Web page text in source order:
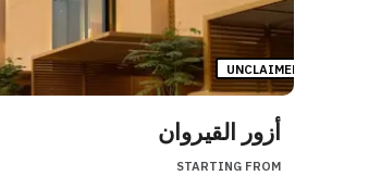
UNCLAIMED
أزور القيروان
STARTING FROM